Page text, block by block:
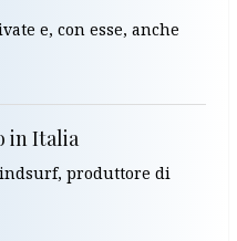
e, con esse, anche
in Italia
produttore di